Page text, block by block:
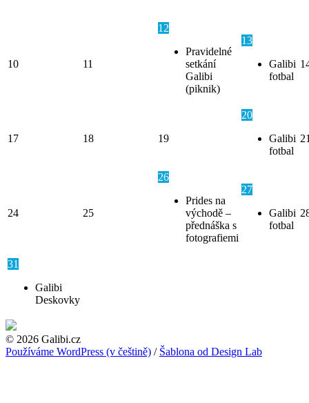
10 11
12
Pravidelné
setkání
Galibi
(piknik)
13
Galibi
fotbal
17 18 19
20
Galibi
fotbal
24 25
26
Prides na
východě –
přednáška s
fotografiemi
27
Galibi
fotbal
31
Galibi
Deskovky
© 2026 Galibi.cz
Používáme WordPress (v češtině) / Šablona od Design Lab